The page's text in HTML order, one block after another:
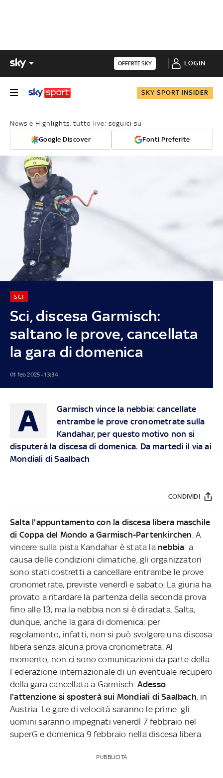
OFFERTE SKY LOGIN
SKY SPORT INSIDER
News e Highlights, tutto live: seguici su
Google Discover Fonti Preferite
Sci, discesa Garmisch:
saltano le prove, cancellata
la gara di domenica
SCI
01 feb 2025 - 13:34
A
Garmisch vince la nebbia: cancellate
entrambe le prove cronometrate sulla
Kandahar, per questo motivo non si
disputerà la discesa di domenica. Da martedì il via ai
Mondiali di Saalbach
CONDIVIDI
Salta l'appuntamento con la discesa libera maschile
di Coppa del Mondo a Garmisch-Partenkirchen . A
vincere sulla pista Kandahar è stata la nebbia: a
causa delle condizioni climatiche, gli organizzatori
sono stati costretti a cancellare entrambe le prove
cronometrate, previste venerdì e sabato. La giuria ha
provato a ritardare la partenza della seconda prova
fino alle 13, ma la nebbia non si è diradata. Salta,
dunque, anche la gara di domenica: per
regolamento, infatti, non si può svolgere una discesa
libera senza alcuna prova cronometrata. Al
momento, non ci sono comunicazioni da parte della
Federazione internazionale di un eventuale recupero
della gara cancellata a Garmisch. Adesso
l'attenzione si sposterà sui Mondiali di Saalbach, in
Austria. Le gare di velocità saranno le prime: gli
uomini saranno impegnati venerdì 7 febbraio nel
superG e domenica 9 febbraio nella discesa libera.
PUBBLICITÀ